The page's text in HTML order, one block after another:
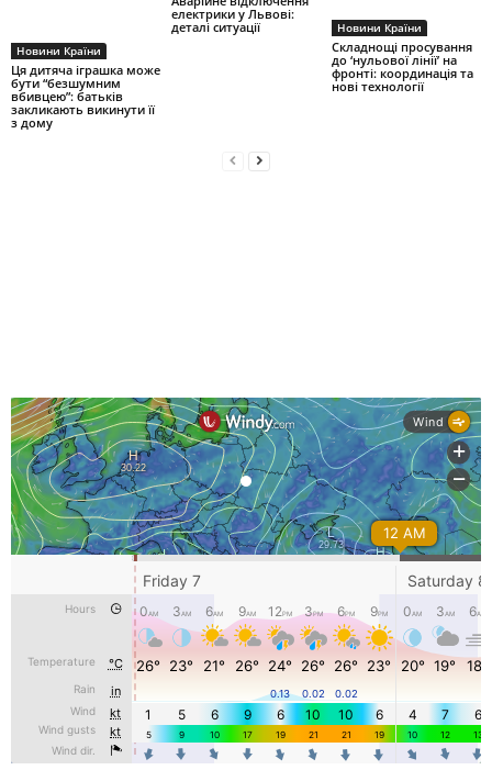
Новини Країни
Ця дитяча іграшка може
бути “безшумним
вбивцею”: батьків
закликають викинути її
з дому
електрики у Львові:
деталі ситуації
Новини Країни
Складнощі просування
до ‘нульової лінії’ на
фронті: координація та
нові технології